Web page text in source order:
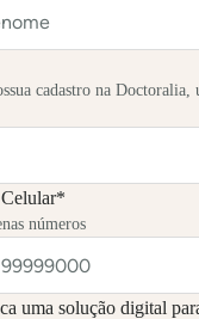
cadastro na
*
números
uma solução digital